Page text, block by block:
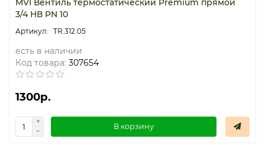
3/4 НВ PN 10
TR.312.05
есть в наличии
Код товара: 307654
1300р.
В корзину